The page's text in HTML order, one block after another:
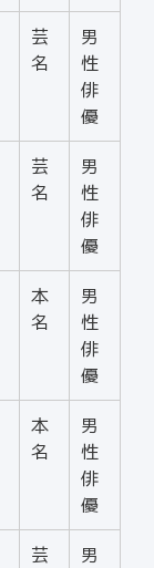
芸
名
男
性
俳
優
芸
名
男
性
俳
優
本
名
男
性
俳
優
本
名
男
性
俳
優
芸
男